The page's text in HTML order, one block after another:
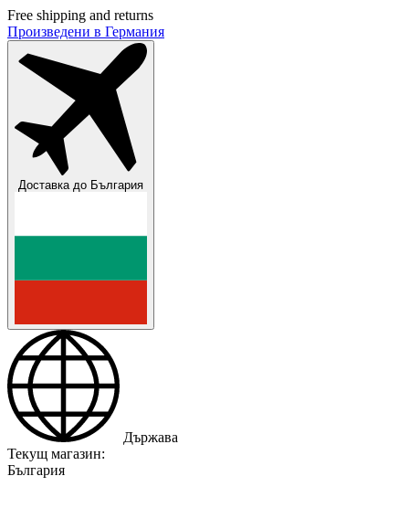
Free shipping and returns
Произведени в Германия
Доставка до България
Държава
Текущ магазин:
България